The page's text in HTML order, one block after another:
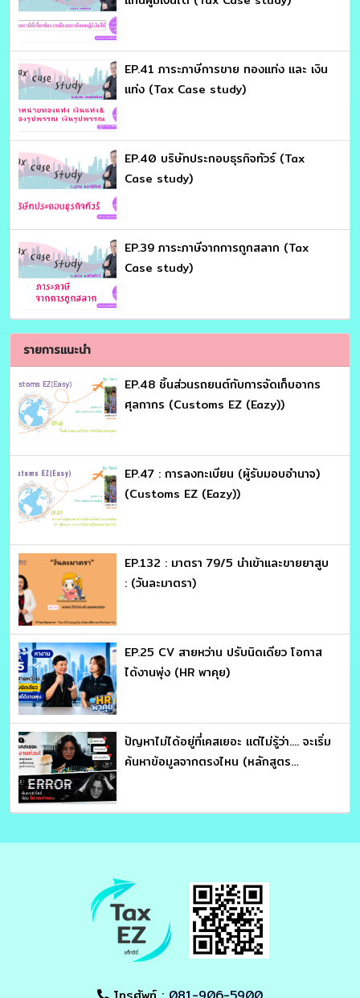
EP.41 ภาระภาษีการขาย ทองแท่ง และ เงิน
แท่ง (Tax Case study)
EP.40 บริษัทประกอบธุรกิจทัวร์ (Tax
Case study)
EP.39 ภาระภาษีจากการถูกสลาก (Tax
Case study)
รายการแนะนำ
EP.48 ชิ้นส่วนรถยนต์กับการจัดเก็บอากร
ศุลกากร (Customs EZ (Eazy))
EP.47 : การลงทะเบียน (ผู้รับมอบอำนาจ)
(Customs EZ (Eazy))
EP.132 : มาตรา 79/5 นำเข้าและขายยาสูบ
: (วันละมาตรา)
EP.25 CV สายหว่าน ปรับนิดเดียว โอกาส
ได้งานพุ่ง (HR พาคุย)
ปัญหาไม่ได้อยู่ที่เคสเยอะ แต่ไม่รู้ว่า.... จะเริ่ม
ค้นหาข้อมูลจากตรงไหน (หลักสูตร